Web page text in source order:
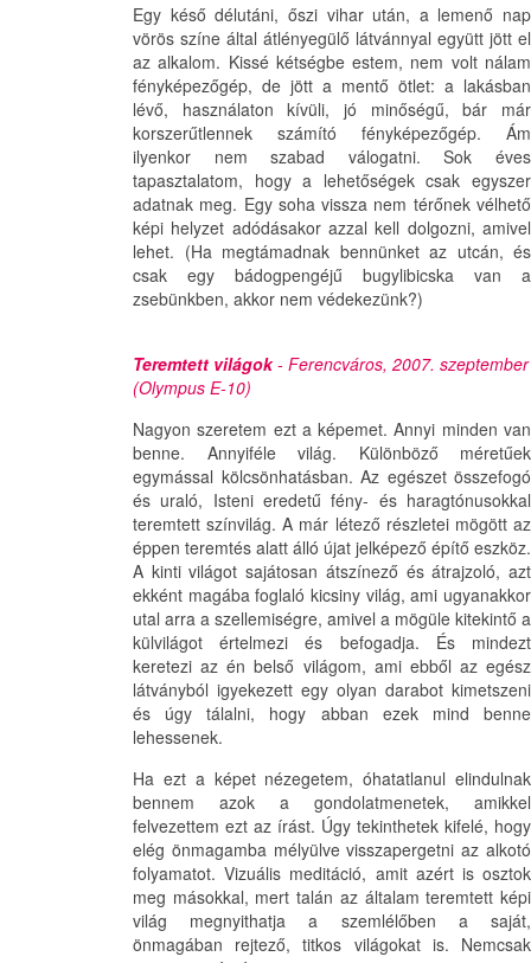
Egy késő délutáni, őszi vihar után, a lemenő nap
vörös színe által átlényegülő látvánnyal együtt jött el
az alkalom. Kissé kétségbe estem, nem volt nálam
fényképezőgép, de jött a mentő ötlet: a lakásban
lévő, használaton kívüli, jó minőségű, bár már
korszerűtlennek számító fényképezőgép. Ám
ilyenkor nem szabad válogatni. Sok éves
tapasztalatom, hogy a lehetőségek csak egyszer
adatnak meg. Egy soha vissza nem térőnek vélhető
képi helyzet adódásakor azzal kell dolgozni, amivel
lehet. (Ha megtámadnak bennünket az utcán, és
csak egy bádogpengéjű bugylibicska van a
zsebünkben, akkor nem védekezünk?)
Teremtett világok- Ferencváros, 2007. szeptember
(Olympus E-10)
Nagyon szeretem ezt a képemet. Annyi minden van
benne. Annyiféle világ. Különböző méretűek
egymással kölcsönhatásban. Az egészet összefogó
és uraló, Isteni eredetű fény- és haragtónusokkal
teremtett színvilág. A már létező részletei mögött az
éppen teremtés alatt álló újat jelképező építő eszköz.
A kinti világot sajátosan átszínező és átrajzoló, azt
ekként magába foglaló kicsiny világ, ami ugyanakkor
utal arra a szellemiségre, amivel a mögüle kitekintő a
külvilágot értelmezi és befogadja. És mindezt
keretezi az én belső világom, ami ebből az egész
látványból igyekezett egy olyan darabot kimetszeni
és úgy tálalni, hogy abban ezek mind benne
lehessenek.
Ha ezt a képet nézegetem, óhatatlanul elindulnak
bennem azok a gondolatmenetek, amikkel
felvezettem ezt az írást. Úgy tekinthetek kifelé, hogy
elég önmagamba mélyülve visszapergetni az alkotó
folyamatot. Vizuális meditáció, amit azért is osztok
meg másokkal, mert talán az általam teremtett képi
világ megnyithatja a szemlélőben a saját,
önmagában rejtező, titkos világokat is. Nemcsak